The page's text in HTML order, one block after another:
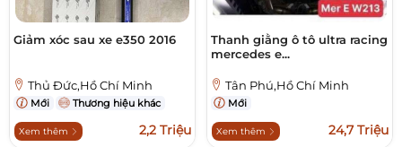
Giảm xóc sau xe e350 2016
Thủ Đức,Hồ Chí Minh
Mới Thương hiệu khác
Xem thêm 2,2 Triệu
Thanh giằng ô tô ultra racing
mercedes e...
Tân Phú,Hồ Chí Minh
Mới
Xem thêm 24,7 Triệu